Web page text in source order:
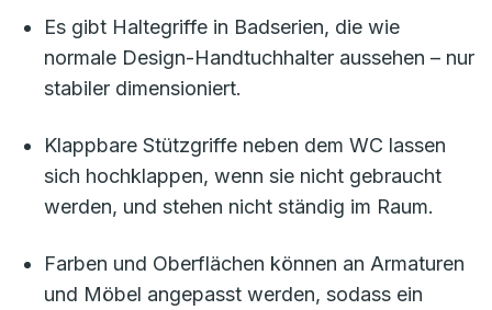
Es gibt Haltegriffe in Badserien, die wie
normale Design-Handtuchhalter aussehen – nur
stabiler dimensioniert.
Klappbare Stützgriffe neben dem WC lassen
sich hochklappen, wenn sie nicht gebraucht
werden, und stehen nicht ständig im Raum.
Farben und Oberflächen können an Armaturen
und Möbel angepasst werden, sodass ein